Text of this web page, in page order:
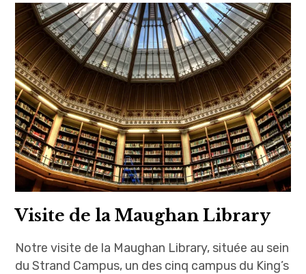
Visite de la Maughan Library
Notre visite de la Maughan Library, située au sein
du Strand Campus, un des cinq campus du King’s